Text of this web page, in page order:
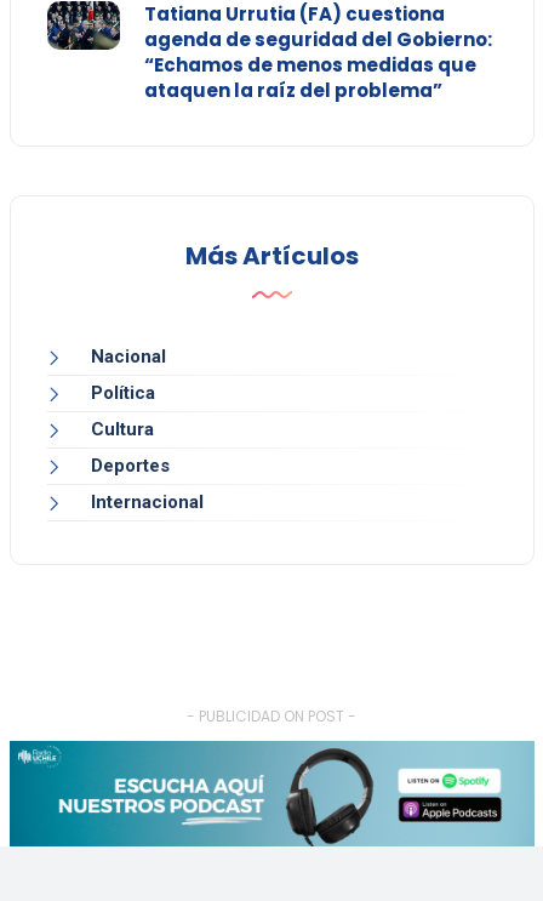
Tatiana Urrutia (FA) cuestiona
agenda de seguridad del Gobierno:
“Echamos de menos medidas que
ataquen la raíz del problema”
Más Artículos
Nacional
Política
Cultura
Deportes
Internacional
- PUBLICIDAD ON POST -